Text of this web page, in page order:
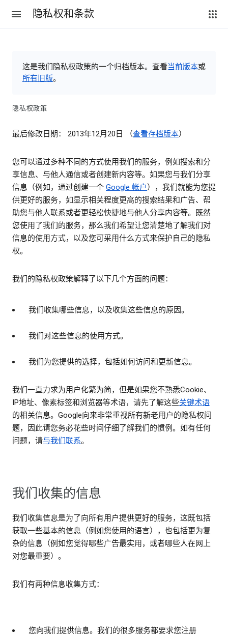
隐私权和条款
这是我们隐私权政策的一个归档版本。查看当前版本或
所有旧版。
隐私权政策
最后修改日期： 2013年12月20日 （查看存档版本）
您可以通过多种不同的方式使用我们的服务，例如搜索和分
享信息、与他人通信或者创建新内容等。如果您与我们分享
信息（例如，通过创建一个 Google 帐户），我们就能为您提
供更好的服务，如显示相关程度更高的搜索结果和广告、帮
助您与他人联系或者更轻松快捷地与他人分享内容等。既然
您使用了我们的服务，那么我们希望让您清楚地了解我们对
信息的使用方式，以及您可采用什么方式来保护自己的隐私
权。
我们的隐私权政策解释了以下几个方面的问题：
我们收集哪些信息，以及收集这些信息的原因。
我们对这些信息的使用方式。
我们为您提供的选择，包括如何访问和更新信息。
我们一直力求为用户化繁为简，但是如果您不熟悉Cookie、
IP地址、像素标签和浏览器等术语，请先了解这些关键术语
的相关信息。Google向来非常重视所有新老用户的隐私权问
题，因此请您务必花些时间仔细了解我们的惯例。如有任何
问题，请与我们联系。
我们收集的信息
我们收集信息是为了向所有用户提供更好的服务，这既包括
获取一些基本的信息（例如您使用的语言），也包括更为复
杂的信息（例如您觉得哪些广告最实用，或者哪些人在网上
对您最重要）。
我们有两种信息收集方式：
您向我们提供信息。我们的很多服务都要求您注册